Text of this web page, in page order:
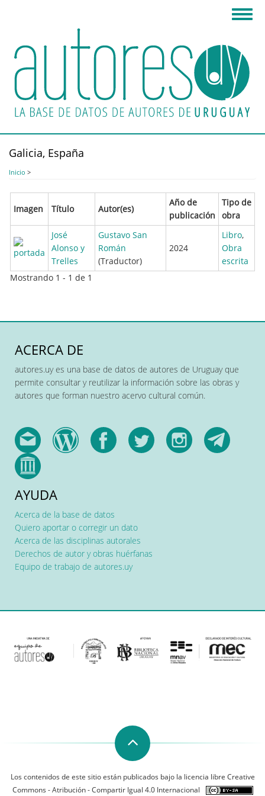
principal
Galicia, España
Inicio >
Imagen Título Autor(es)
Año de
publicación
Tipo de
obra
José
Alonso y
Trelles
Gustavo San
Román
(Traductor)
2024
Libro,
Obra
escrita
Mostrando 1 - 1 de 1
ACERCA DE
autores.uy es una base de datos de autores de Uruguay que
permite consultar y reutilizar la información sobre las obras y
autores que forman nuestro acervo cultural común.
AYUDA
Acerca de la base de datos
Quiero aportar o corregir un dato
Acerca de las disciplinas autorales
Derechos de autor y obras huérfanas
Equipo de trabajo de autores.uy
Los contenidos de este sitio están publicados bajo la licencia libre Creative
Commons - Atribución - Compartir Igual 4.0 Internacional